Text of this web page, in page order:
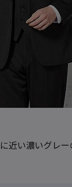
い濃いグレ